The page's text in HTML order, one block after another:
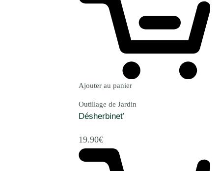
Ajouter au panier
Outillage de Jardin
Désherbinet’
19.90€